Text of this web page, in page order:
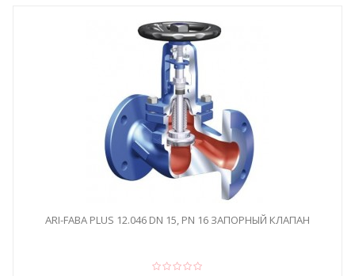
ARI-FABA PLUS 12.046 DN 15, PN 16 ЗАПОРНЫЙ КЛАПАН